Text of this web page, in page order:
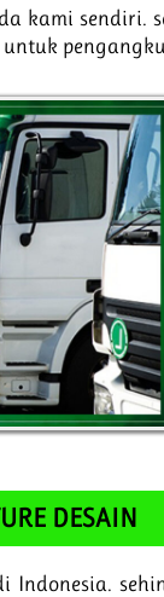
kami sendiri.
untuk
DESAIN
Indonesia.